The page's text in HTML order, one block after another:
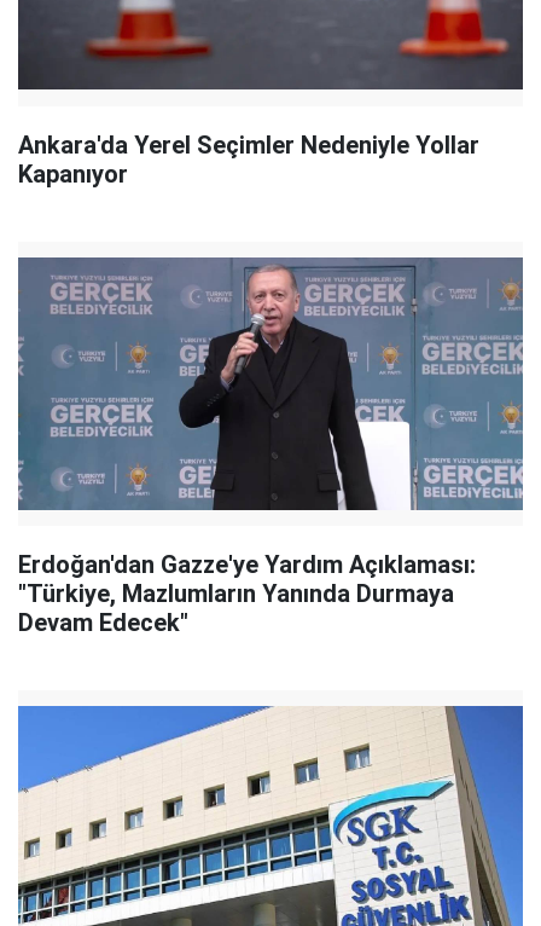
Ankara'da Yerel Seçimler Nedeniyle Yollar
Kapanıyor
Erdoğan'dan Gazze'ye Yardım Açıklaması:
"Türkiye, Mazlumların Yanında Durmaya
Devam Edecek"